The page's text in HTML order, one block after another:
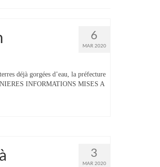
6
MAR 2020
déjà gorgées d’eau, la préfecture
INFORMATIONS MISES A
3
MAR 2020